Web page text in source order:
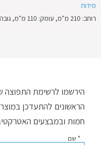
מידות
רוחב: 210 מ"מ, עומק: 110 מ"מ, גובה 238 מ"מ
הירשמו לרשימת התפוצה
הראשונים להתעדכן
חמות ובמבצעים
* שם